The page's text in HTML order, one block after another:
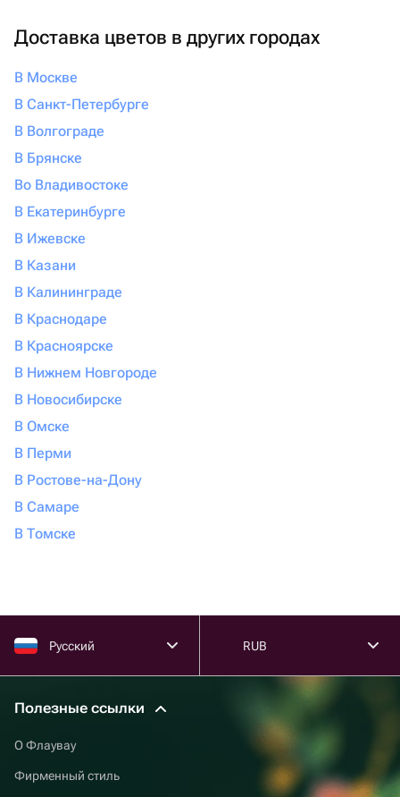
Доставка цветов в других городах
В Москве
В Санкт-Петербурге
В Волгограде
В Брянске
Во Владивостоке
В Екатеринбурге
В Ижевске
В Казани
В Калининграде
В Краснодаре
В Красноярске
В Нижнем Новгороде
В Новосибирске
В Омске
В Перми
В Ростове-на-Дону
В Самаре
В Томске
Русский RUB
Полезные ссылки
О Флаувау
Фирменный стиль